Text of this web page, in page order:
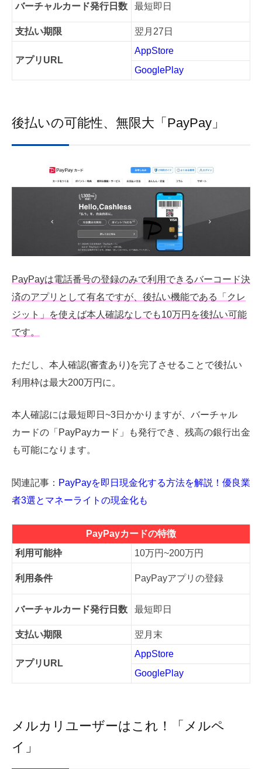
バーチャルカード発行日数 最短即日
支払い期限 翌月27日
アプリURL
AppStore
GooglePlay
後払いの可能性、無限大「PayPay」
PayPayは電話番号の登録のみで利用できるバーコード決
済のアプリとして有名ですが、後払い機能である「クレ
ジット」を使えば本人確認なしでも10万円を後払い可能
です。
ただし、本人確認(審査あり)を完了させることで後払い
利用枠は最大200万円に。
本人確認には最短即日~3日かかりますが、バーチャル
カードの「PayPayカード」も発行でき、残高の銀行出金
も可能になります。
関連記事： PayPayを即日現金化する方法を解説！優良業
者3選とマネーライトの現金化も
PayPayカードの特徴
利用可能枠
10万円~200万円
利用条件 PayPayアプリの登録
バーチャルカード発行日数 最短即日
支払い期限 翌月末
アプリURL
AppStore
GooglePlay
メルカリユーザーはこれ！「メルペ
イ」